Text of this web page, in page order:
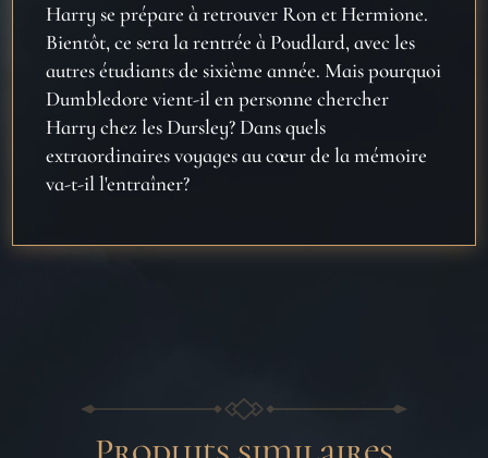
Harry se prépare à retrouver Ron et Hermione.
Bientôt, ce sera la rentrée à Poudlard, avec les
autres étudiants de sixième année. Mais pourquoi
Dumbledore vient-il en personne chercher
Harry chez les Dursley? Dans quels
extraordinaires voyages au cœur de la mémoire
va-t-il l'entraîner?